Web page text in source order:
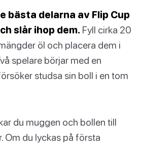
bästa delarna av Flip Cup
slår ihop dem. Fyll cirka 20
öl och placera dem i
spelare börjar med en
studsa sin boll i en tom
du muggen och bollen till
Om du lyckas på första